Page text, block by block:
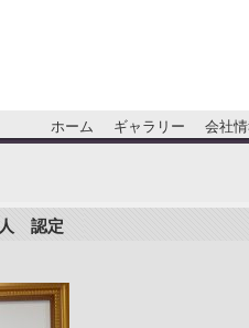
ホーム ギャラリー 会社
人 認定